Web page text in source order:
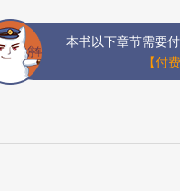
本书以下章节需要
【付